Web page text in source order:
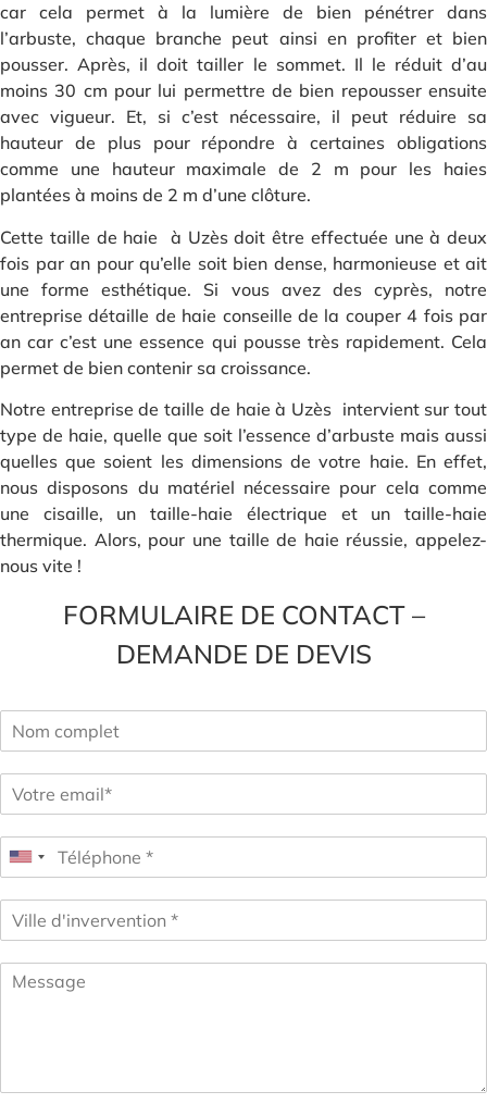
car cela permet à la lumière de bien pénétrer dans
l’arbuste, chaque branche peut ainsi en profiter et bien
pousser. Après, il doit tailler le sommet. Il le réduit d’au
moins 30 cm pour lui permettre de bien repousser ensuite
avec vigueur. Et, si c’est nécessaire, il peut réduire sa
hauteur de plus pour répondre à certaines obligations
comme une hauteur maximale de 2 m pour les haies
plantées à moins de 2 m d’une clôture.
Cette taille de haie à Uzès doit être effectuée une à deux
fois par an pour qu’elle soit bien dense, harmonieuse et ait
une forme esthétique. Si vous avez des cyprès, notre
entreprise détaille de haie conseille de la couper 4 fois par
an car c’est une essence qui pousse très rapidement. Cela
permet de bien contenir sa croissance.
Notre entreprise de taille de haie à Uzès intervient sur tout
type de haie, quelle que soit l’essence d’arbuste mais aussi
quelles que soient les dimensions de votre haie. En effet,
nous disposons du matériel nécessaire pour cela comme
une cisaille, un taille-haie électrique et un taille-haie
thermique. Alors, pour une taille de haie réussie, appelez-
nous vite !
FORMULAIRE DE CONTACT –
DEMANDE DE DEVIS